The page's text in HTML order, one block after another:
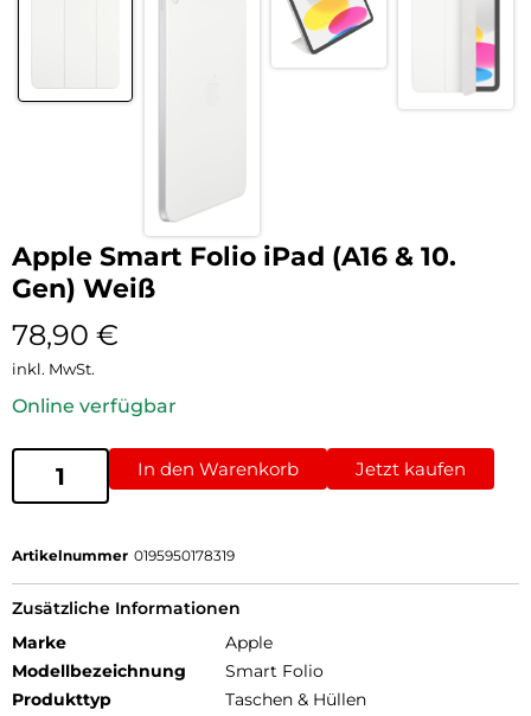
Apple Smart Folio iPad (A16 & 10.
Gen) Weiß
78,90 €
inkl. MwSt.
Online verfügbar
In den Warenkorb Jetzt kaufen
Artikelnummer 0195950178319
Zusätzliche Informationen
Marke
Apple
Modellbezeichnung
Smart Folio
Produkttyp
Taschen & Hüllen